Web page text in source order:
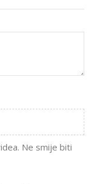
Ne smije biti